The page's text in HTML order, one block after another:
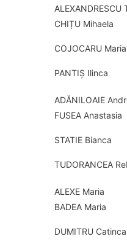
ALEXANDRESCU
CHIȚU Mihaela
COJOCARU Maria
PANTIȘ Ilinca
ADĂNILOAIE
FUSEA Anastasia
STATIE Bianca
TUDORANCEA
ALEXE Maria
BADEA Maria
DUMITRU Catinca